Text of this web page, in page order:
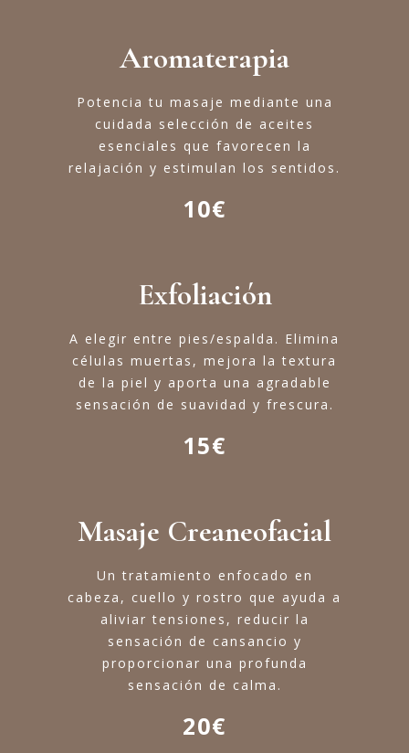
Aromaterapia
Potencia tu masaje mediante una
cuidada selección de aceites
esenciales que favorecen la
relajación y estimulan los sentidos.
10€
Exfoliación
A elegir entre pies/espalda. Elimina
células muertas, mejora la textura
de la piel y aporta una agradable
sensación de suavidad y frescura.
15€
Masaje Creaneofacial
Un tratamiento enfocado en
cabeza, cuello y rostro que ayuda a
aliviar tensiones, reducir la
sensación de cansancio y
proporcionar una profunda
sensación de calma.
20€